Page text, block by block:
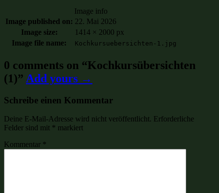
Image info
Image published on: 22. Mai 2026
Image size:
1414 × 2000 px
Image file name:
Kochkursuebersichten-1.jpg
0 comments on “Kochkursübersichten
(1)” Add yours →
Schreibe einen Kommentar
Deine E-Mail-Adresse wird nicht veröffentlicht. Erforderliche
Felder sind mit * markiert
Kommentar *